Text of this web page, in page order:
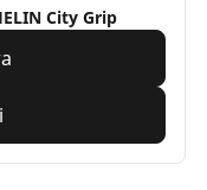
City Grip